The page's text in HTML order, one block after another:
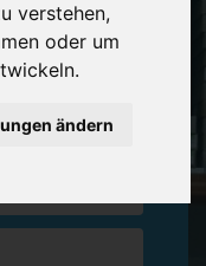
verstehen,
oder um
ändern
Rückruf
Nachricht.